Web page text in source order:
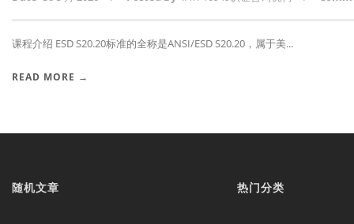
课程介绍 ESD S20.20标准的全称是ANSI/ESD S20.20，属于美...
READ MORE →
随机文章 热门分类